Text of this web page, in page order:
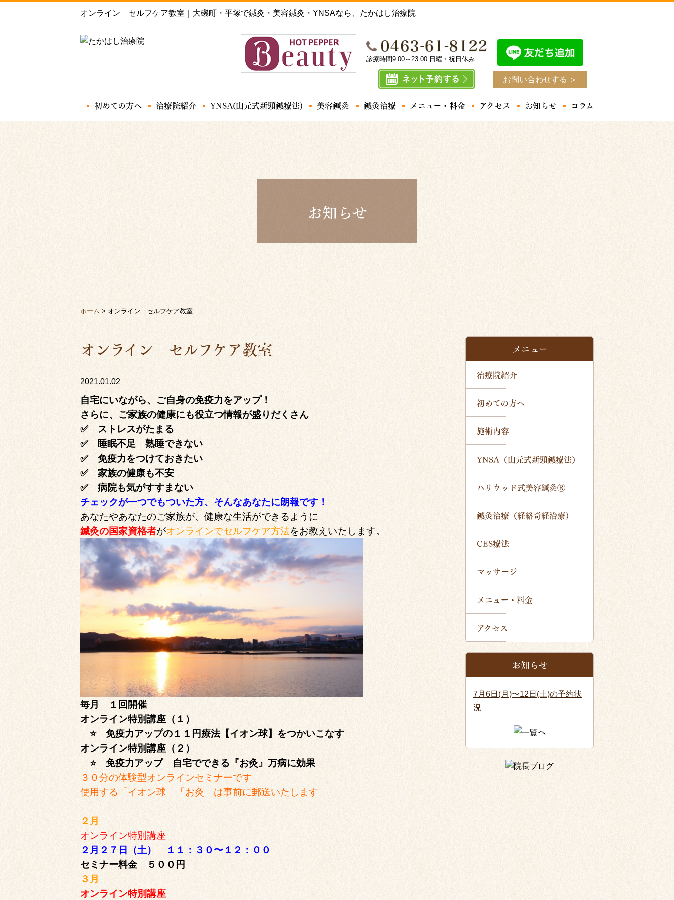
オンライン セルフケア教室｜大磯町・平塚で鍼灸・美容鍼灸・YNSAなら、たかはし治療院
診療時間9:00～23:00 日曜・祝日休み
お問い合わせする ＞
初めての方へ
施術内容
治療院紹介 YNSA(山元式新頭鍼療法) 美容鍼灸 鍼灸治療 メニュー・料金 アクセス お知らせ コラム
お知らせ
ホーム > オンライン セルフケア教室
オンライン セルフケア教室
2021.01.02
自宅にいながら、ご自身の免疫力をアップ！
さらに、ご家族の健康にも役立つ情報が盛りだくさん
✅ ストレスがたまる
✅ 睡眠不足 熟睡できない
✅ 免疫力をつけておきたい
✅ 家族の健康も不安
✅ 病院も気がすすまない
チェックが一つでもついた方、そんなあなたに朗報です！
あなたやあなたのご家族が、健康な生活ができるように
鍼灸の国家資格者がオンラインでセルフケア方法をお教えいたします。
毎月 １回開催
オンライン特別講座（１）
⭐️ 免疫力アップの１１円療法【イオン球】をつかいこなす
オンライン特別講座（２）
⭐️ 免疫力アップ 自宅でできる『お灸』万病に効果
３０分の体験型オンラインセミナーです
使用する「イオン球」「お灸」は事前に郵送いたします
２月
オンライン特別講座
２月２７日（土） １１：３０〜１２：００
セミナー料金 ５００円
３月
オンライン特別講座
メニュー
治療院紹介
初めての方へ
施術内容
YNSA（山元式新頭鍼療法）
ハリウッド式美容鍼灸Ⓡ
鍼灸治療（経絡奇経治療）
CES療法
マッサージ
メニュー・料金
アクセス
お知らせ
7月6日(月)〜12日(土)の予約状
況